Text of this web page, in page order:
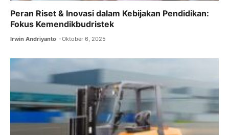
Peran Riset & Inovasi dalam Kebijakan Pendidikan:
Fokus Kemendikbudristek
Irwin Andriyanto Oktober 6, 2025